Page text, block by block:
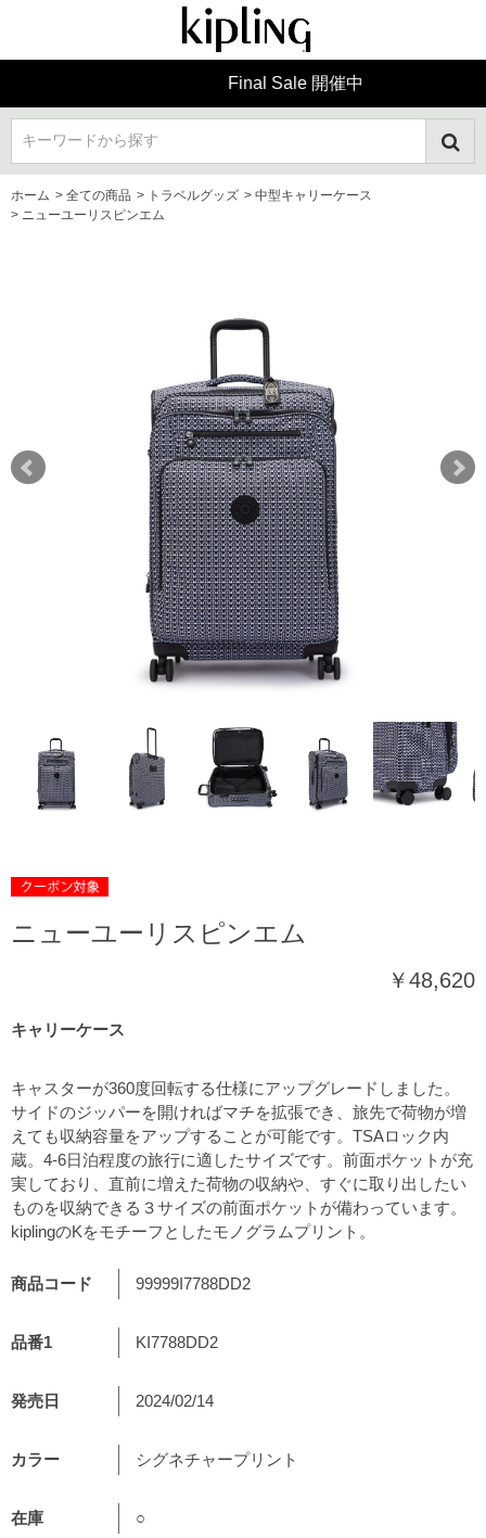
Final Sale 開催中
キーワードから探す
ホーム > 全ての商品 > トラベルグッズ > 中型キャリーケース
> ニューユーリスピンエム
ニューユーリスピンエム
キャリーケース
￥48,620
商品コード 99999I7788DD2
品番1 KI7788DD2
発売日 2024/02/14
カラー シグネチャープリント
在庫 ○
キャスターが360度回転する仕様にアップグレードしました。
サイドのジッパーを開ければマチを拡張でき、旅先で荷物が増
えても収納容量をアップすることが可能です。TSAロック内
蔵。4-6日泊程度の旅行に適したサイズです。前面ポケットが充
実しており、直前に増えた荷物の収納や、すぐに取り出したい
ものを収納できる３サイズの前面ポケットが備わっています。
kiplingのKをモチーフとしたモノグラムプリント。